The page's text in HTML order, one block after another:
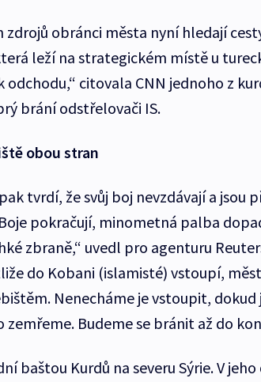
zdrojů obránci města nyní hledají
leží na strategickém místě u
odchodu,“ citovala CNN jednoho z
brání odstřelovači IS.
obou stran
tvrdí, že svůj boj nevzdávají a jsou
pokračují, minometná palba
zbraně,“ uvedl pro agenturu
do Kobani (islamisté) vstoupí,
Nenecháme je vstoupit, dokud
zemřeme. Budeme se bránit až do
baštou Kurdů na severu Sýrie. V